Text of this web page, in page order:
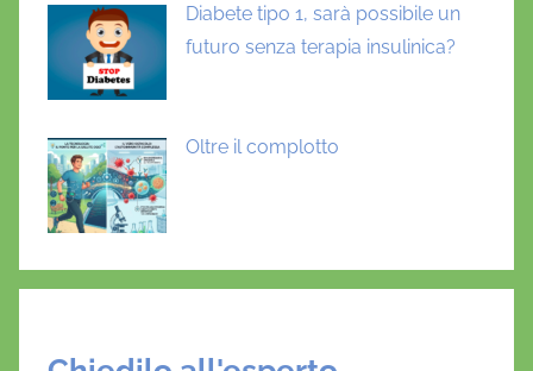
Diabete tipo 1, sarà possibile un
futuro senza terapia insulinica?
Oltre il complotto